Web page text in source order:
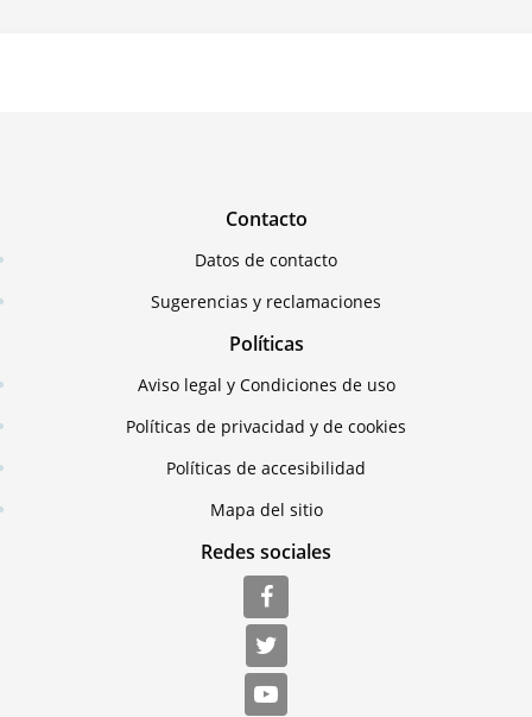
Contacto
Datos de contacto
Sugerencias y reclamaciones
Políticas
Aviso legal y Condiciones de uso
Políticas de privacidad y de cookies
Políticas de accesibilidad
Mapa del sitio
Redes sociales